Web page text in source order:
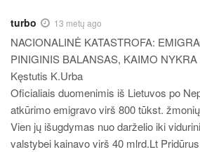
turbo 13 metų ago
NACIONALINĖ KATASTROFA:
PINIGINIS BALANSAS, KAIMO NYKRA
Kęstutis K.Urba
Oficialiais duomenimis iš Lietuvos po
atkūrimo emigravo virš 800 tūkst.
Vien jų išugdymas nuo darželio iki
valstybei kainavo virš 40 mlrd.Lt